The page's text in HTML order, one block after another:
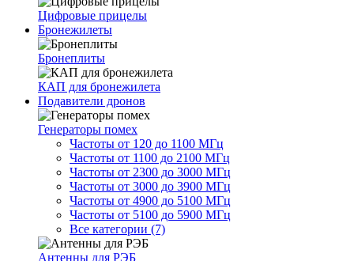
Цифровые прицелы
Бронежилеты
Бронеплиты
КАП для бронежилета
Подавители дронов
Генераторы помех
Частоты от 120 до 1100 МГц
Частоты от 1100 до 2100 МГц
Частоты от 2300 до 3000 МГц
Частоты от 3000 до 3900 МГц
Частоты от 4900 до 5100 МГц
Частоты от 5100 до 5900 МГц
Все категории (7)
Антенны для РЭБ